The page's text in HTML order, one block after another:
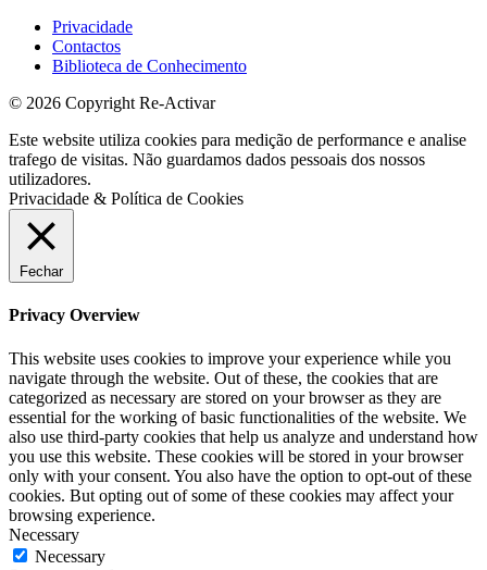
Privacidade
Contactos
Biblioteca de Conhecimento
© 2026 Copyright Re-Activar
Este website utiliza cookies para medição de performance e analise
trafego de visitas. Não guardamos dados pessoais dos nossos
utilizadores.
Privacidade & Política de Cookies
Fechar
Privacy Overview
This website uses cookies to improve your experience while you
navigate through the website. Out of these, the cookies that are
categorized as necessary are stored on your browser as they are
essential for the working of basic functionalities of the website. We
also use third-party cookies that help us analyze and understand how
you use this website. These cookies will be stored in your browser
only with your consent. You also have the option to opt-out of these
cookies. But opting out of some of these cookies may affect your
browsing experience.
Necessary
Necessary